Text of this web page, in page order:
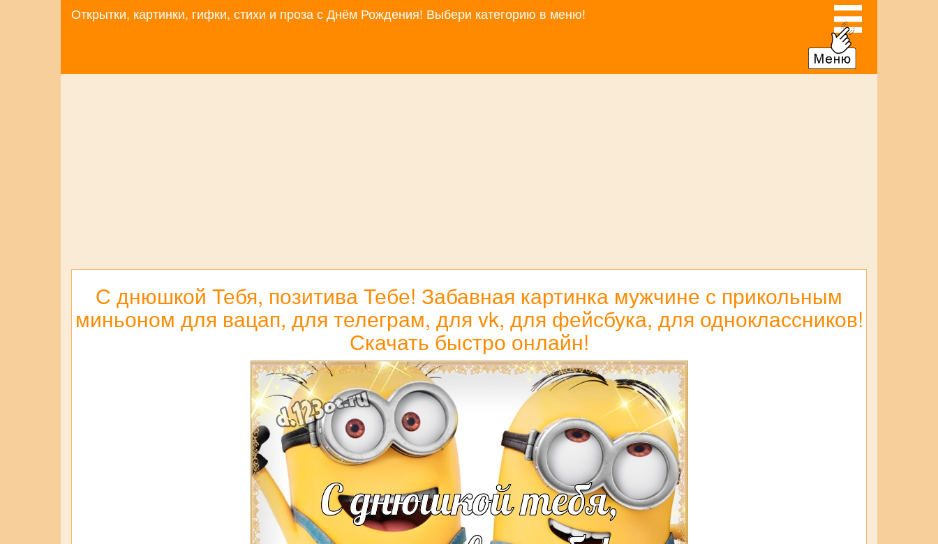
Открытки, картинки, гифки, стихи и проза с Днём Рождения! Выбери категорию в меню!
С днюшкой Тебя, позитива Тебе! Забавная картинка мужчине с прикольным
миньоном для вацап, для телеграм, для vk, для фейсбука, для одноклассников!
Скачать быстро онлайн!